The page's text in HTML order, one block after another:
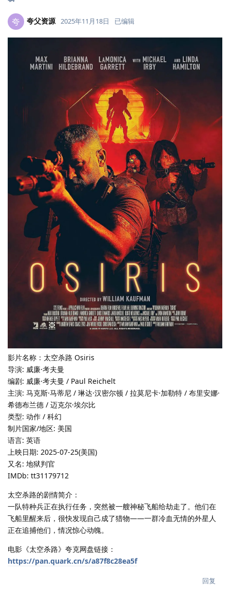
夸 夸父资源 2025年11月18日 已编辑
影片名称：太空杀路 Osiris
导演: 威廉·考夫曼
编剧: 威廉·考夫曼 / Paul Reichelt
主演: 马克斯·马蒂尼 / 琳达·汉密尔顿 / 拉莫尼卡·加勒特 / 布里安娜·
希德布兰德 / 迈克尔·埃尔比
类型: 动作 / 科幻
制片国家/地区: 美国
语言: 英语
上映日期: 2025-07-25(美国)
又名: 地狱判官
IMDb: tt31179712
太空杀路的剧情简介：
一队特种兵正在执行任务，突然被一艘神秘飞船给劫走了。他们在
飞船里醒来后，很快发现自己成了猎物——一群冷血无情的外星人
正在追捕他们，情况惊心动魄。
电影《太空杀路》夸克网盘链接：
https://pan.quark.cn/s/a87f8c28ea5f
回复